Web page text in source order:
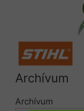
Archívum
Archívum